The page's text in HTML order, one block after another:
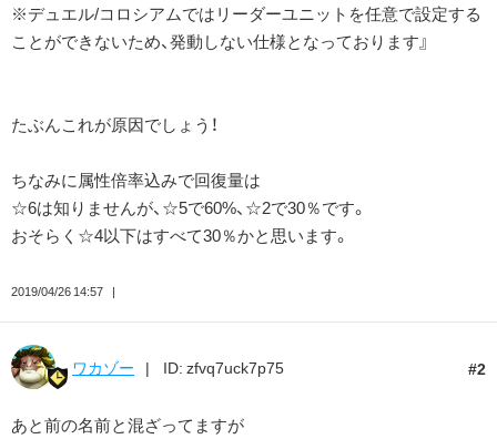
※デュエル/コロシアムではリーダーユニットを任意で設定する
ことができないため、発動しない仕様となっております』
たぶんこれが原因でしょう！
ちなみに属性倍率込みで回復量は
☆6は知りませんが、☆5で60%、☆2で30％です。
おそらく☆4以下はすべて30％かと思います。
2019/04/26 14:57
2
ワカゾー ID: zfvq7uck7p75
あと前の名前と混ざってますが